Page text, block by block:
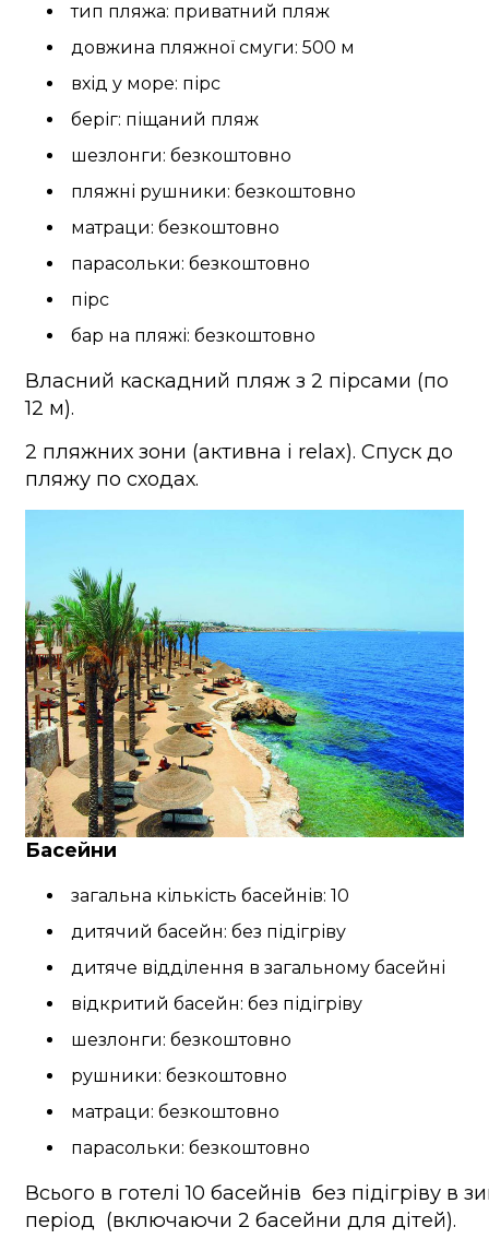
тип пляжа: приватний пляж
довжина пляжної смуги: 500 м
вхід у море: пірс
беріг: піщаний пляж
шезлонги: безкоштовно
пляжні рушники: безкоштовно
матраци: безкоштовно
парасольки: безкоштовно
пірс
бар на пляжі: безкоштовно
Власний каскадний пляж з 2 пірсами (по
12 м).
2 пляжних зони (активна і relax). Спуск до
пляжу по сходах.
Басейни
загальна кількість басейнів: 10
дитячий басейн: без підігріву
дитяче відділення в загальному басейні
відкритий басейн: без підігріву
шезлонги: безкоштовно
рушники: безкоштовно
матраци: безкоштовно
парасольки: безкоштовно
Всього в готелі 10 басейнів без підігріву в
період (включаючи 2 басейни для дітей).